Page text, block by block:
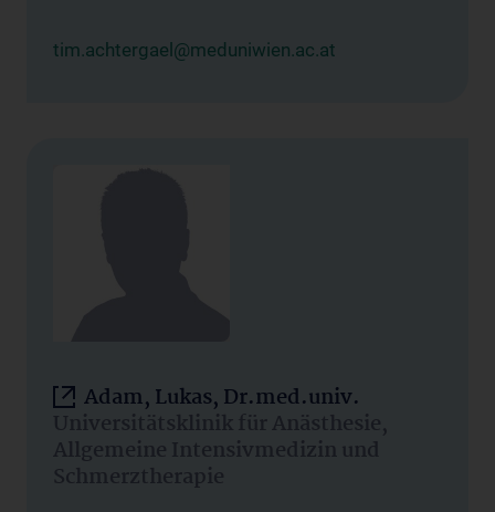
tim.achtergael@meduniwien.ac.at
Adam, Lukas, Dr.med.univ.
Universitätsklinik für Anästhesie,
Allgemeine Intensivmedizin und
Schmerztherapie